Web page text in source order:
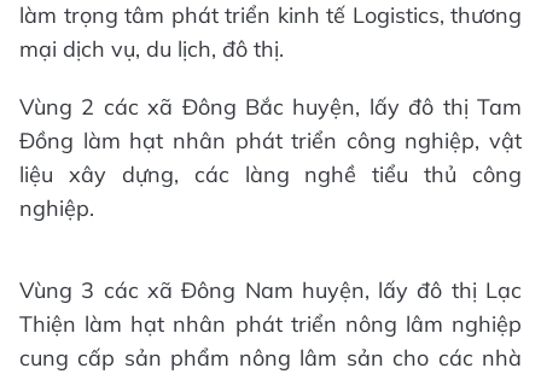
làm trọng tâm phát triển kinh tế Logistics, thương
mại dịch vụ, du lịch, đô thị.
Vùng 2 các xã Đông Bắc huyện, lấy đô thị Tam
Đồng làm hạt nhân phát triển công nghiệp, vật
liệu xây dựng, các làng nghề tiểu thủ công
nghiệp.
Vùng 3 các xã Đông Nam huyện, lấy đô thị Lạc
Thiện làm hạt nhân phát triển nông lâm nghiệp
cung cấp sản phẩm nông lâm sản cho các nhà